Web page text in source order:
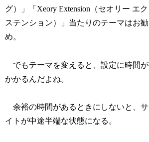
グ）」「Xeory Extension（セオリー エク
ステンション）」当たりのテーマはお勧
め。
でもテーマを変えると、設定に時間が
かかるんだよね。
余裕の時間があるときにしないと、サ
イトが中途半端な状態になる。